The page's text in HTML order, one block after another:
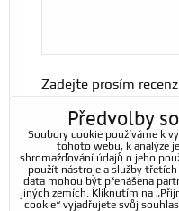
Zadejte prosím
*(Povinné)
Předvolby
Soubory cookie používáme k
tohoto webu, k analýze
shromažďování údajů o jeho
použít nástroje a služby
data mohou být přenášena
jiných zemích. Kliknutím na
cookie“ vyjadřujete svůj